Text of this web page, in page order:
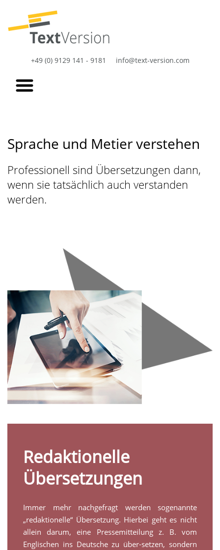
+49 (0) 9129 141 - 9181 info@text-version.com
Sprache und Metier verstehen
Professionell sind Übersetzungen dann,
wenn sie tatsächlich auch verstanden
werden.
Redaktionelle
Übersetzungen
Immer mehr nachgefragt werden sogenannte
„redaktionelle“ Übersetzung. Hierbei geht es nicht
allein darum, eine Pressemitteilung z. B. vom
Englischen ins Deutsche zu über-setzen, sondern